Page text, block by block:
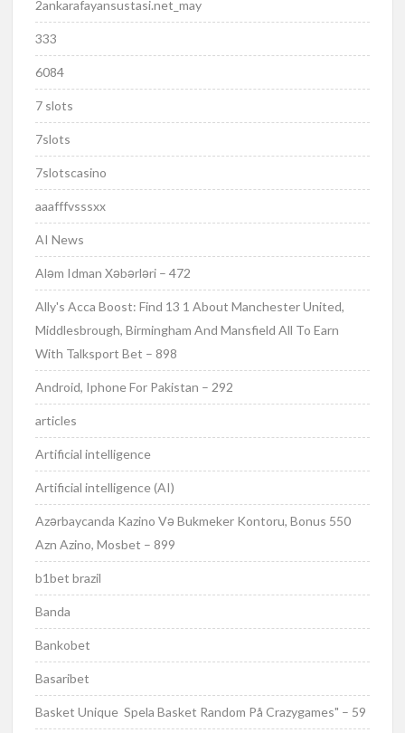
2ankarafayansustasi.net_may
333
6084
7 slots
7slots
7slotscasino
aaafffvsssxx
AI News
Aləm Idman Xəbərləri – 472
Ally's Acca Boost: Find 13 1 About Manchester United,
Middlesbrough, Birmingham And Mansfield All To Earn
With Talksport Bet – 898
Android, Iphone For Pakistan – 292
articles
Artificial intelligence
Artificial intelligence (AI)
Azərbaycanda Kazino Və Bukmeker Kontoru, Bonus 550
Azn Azino, Mosbet – 899
b1bet brazil
Banda
Bankobet
Basaribet
Basket Unique ️ Spela Basket Random På Crazygames" – 59